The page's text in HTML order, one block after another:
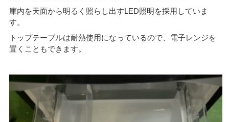
庫内を天面から明るく照らし出すLED照明を採用していま
す。
トップテーブルは耐熱使用になっているので、電子レンジを
置くこともできます。